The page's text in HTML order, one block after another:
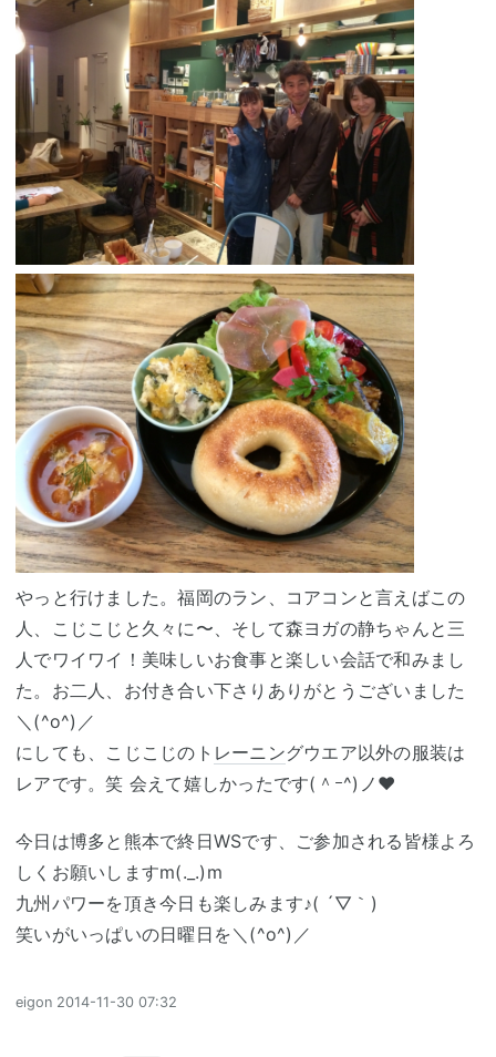
やっと行けました。福岡のラン、コアコンと言えばこの
人、こじこじと久々に〜、そして森ヨガの静ちゃんと三
人でワイワイ！美味しいお食事と楽しい会話で和みまし
た。お二人、お付き合い下さりありがとうございました
＼(^o^)／
にしても、こじこじのト レーニングウエア以外の服装は
レアです。笑 会えて嬉しかったです(＾ｰ^)ノ❤︎
今日は博多と熊本で終日WSです、ご参加される皆様よろ
しくお願いしますm(._.)m
九州パワーを頂き今日も楽しみます♪( ´▽｀)
笑いがいっぱいの日曜日を＼(^o^)／
eigon 2014-11-30 07:32